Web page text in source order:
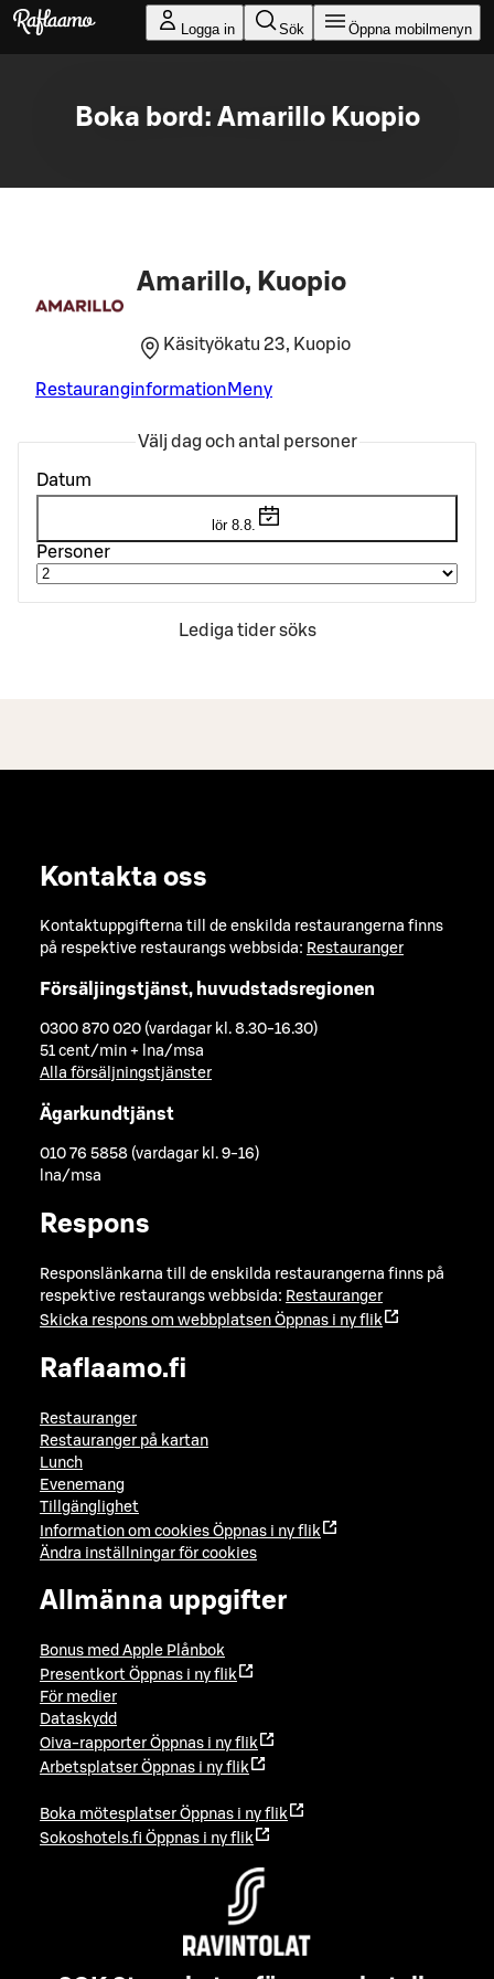
Gå till huvudinnehållet
Logga in Sök Öppna mobilmenyn
Boka bord: Amarillo Kuopio
Amarillo, Kuopio
Käsityökatu 23, Kuopio
Restauranginformation Meny
Välj dag och antal personer
Datum
lör 8.8.
Personer
Lediga tider söks
Kontakta oss
Kontaktuppgifterna till de enskilda restaurangerna finns
på respektive restaurangs webbsida: Restauranger
Försäljingstjänst, huvudstadsregionen
0300 870 020 (vardagar kl. 8.30-16.30)
51 cent/min + lna/msa
Alla försäljningstjänster
Ägarkundtjänst
010 76 5858 (vardagar kl. 9-16)
lna/msa
Respons
Responslänkarna till de enskilda restaurangerna finns på
respektive restaurangs webbsida: Restauranger
Skicka respons om webbplatsen Öppnas i ny flik
Raflaamo.fi
Restauranger
Restauranger på kartan
Lunch
Evenemang
Tillgänglighet
Information om cookies Öppnas i ny flik
Ändra inställningar för cookies
Allmänna uppgifter
Bonus med Apple Plånbok
Presentkort Öppnas i ny flik
För medier
Dataskydd
Oiva-rapporter Öppnas i ny flik
Arbetsplatser Öppnas i ny flik
Boka mötesplatser Öppnas i ny flik
Sokoshotels.fi Öppnas i ny flik